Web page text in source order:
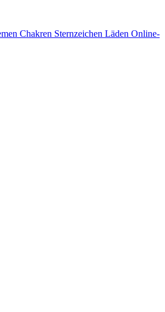
Chakren Sternzeichen Läden Online-